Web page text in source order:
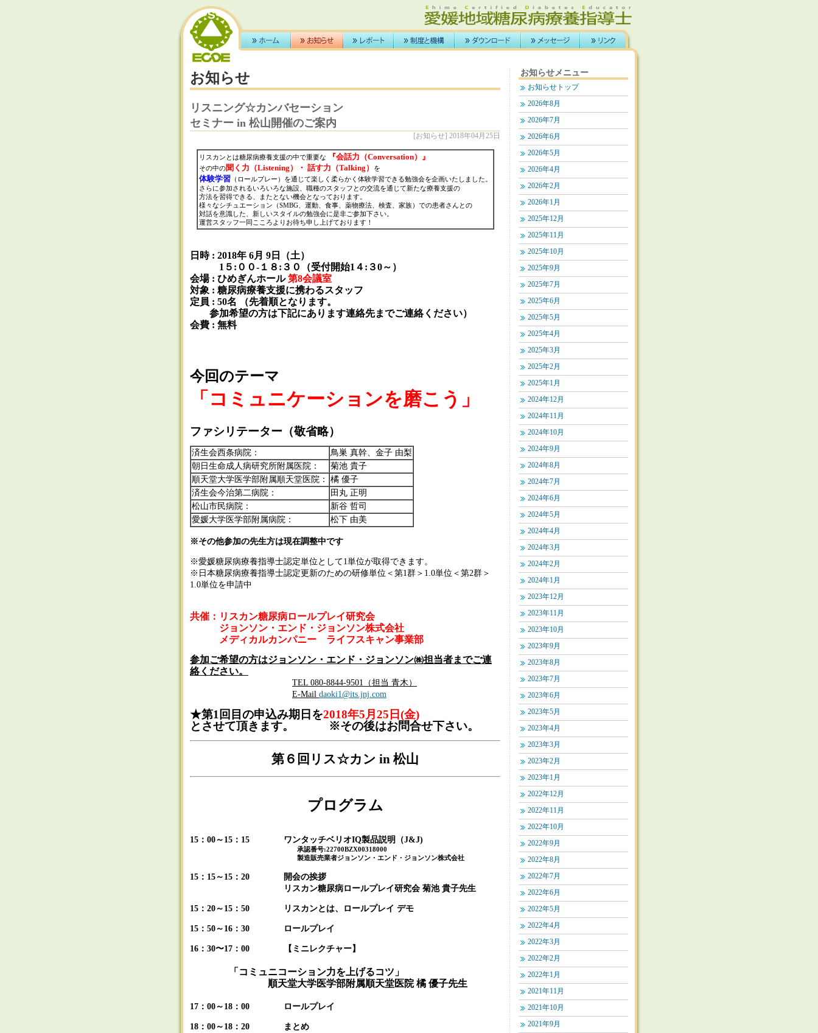
お知らせ
リスニング☆カンバセーション
セミナー in 松山開催のご案内
[お知らせ] 2018年04月25日
リスカンとは糖尿病療養支援の中で重要な 『会話力（Conversation）』
その中の聞く力（Listening）・ 話す力（Talking） を
体験学習（ロールプレー）を通じて楽しく柔らかく体験学習できる勉強会を企画いたしました。
さらに参加されるいろいろな施設、職種のスタッフとの交流を通じて新たな療養支援の
方法を習得できる、またとない機会となっております。
様々なシチュエーション（SMBG、運動、食事、薬物療法、検査、家族）での患者さんとの
対話を意識した、新しいスタイルの勉強会に是非ご参加下さい。
運営スタッフ一同こころよりお待ち申し上げております！
日時 : 2018年 6月 9日（土）
1５:００-１８:３０（受付開始1４:３0～）
会場 : ひめぎんホール第8会議室
対象 : 糖尿病療養支援に携わるスタッフ
定員 : 50名 （先着順となります。
参加希望の方は下記にあります連絡先までご連絡ください）
会費 : 無料
今回のテーマ
「コミュニケーションを磨こう」
ファシリテーター（敬省略）
済生会西条病院：
鳥巣 真幹、金子 由梨
朝日生命成人病研究所附属医院：
菊池 貴子
順天堂大学医学部附属順天堂医院：
橘 優子
済生会今治第二病院：
田丸 正明
松山市民病院：
新谷 哲司
愛媛大学医学部附属病院：
松下 由美
※その他参加の先生方は現在調整中です
※愛媛糖尿病療養指導士認定単位として1単位が取得できます。
※日本糖尿病療養指導士認定更新のための研修単位＜第1群＞1.0単位＜第2群＞
1.0単位を申請中
共催：リスカン糖尿病ロールプレイ研究会
ジョンソン・エンド・ジョンソン株式会社
メディカルカンパニー ライフスキャン事業部
参加ご希望の方はジョンソン・エンド・ジョンソン㈱担当者までご連
絡ください。
TEL 080-8844-9501（担当 青木）
E-Mail daoki1@its.jnj.com
★第1回目の申込み期日を2018年5月25日(金)
とさせて頂きます。 ※その後はお問合せ下さい。
第６回リス☆カン in 松山
プログラム
15：00～15：15 ワンタッチベリオIQ製品説明（J&J)
承認番号:22700BZX00318000
製造販売業者ジョンソン・エンド・ジョンソン株式会社
15：15～15：20 開会の挨拶
リスカン糖尿病ロールプレイ研究会 菊池 貴子先生
15：20～15：50 リスカンとは、ロールプレイ デモ
15：50～16：30 ロールプレイ
16：30〜17：00 【ミニレクチャー】
「コミュニコーション力を上げるコツ」
順天堂大学医学部附属順天堂医院 橘 優子先生
17：00～18：00 ロールプレイ
18：00～18：20 まとめ
お知らせメニュー
お知らせトップ
2026年8月
2026年7月
2026年6月
2026年5月
2026年4月
2026年2月
2026年1月
2025年12月
2025年11月
2025年10月
2025年9月
2025年7月
2025年6月
2025年5月
2025年4月
2025年3月
2025年2月
2025年1月
2024年12月
2024年11月
2024年10月
2024年9月
2024年8月
2024年7月
2024年6月
2024年5月
2024年4月
2024年3月
2024年2月
2024年1月
2023年12月
2023年11月
2023年10月
2023年9月
2023年8月
2023年7月
2023年6月
2023年5月
2023年4月
2023年3月
2023年2月
2023年1月
2022年12月
2022年11月
2022年10月
2022年9月
2022年8月
2022年7月
2022年6月
2022年5月
2022年4月
2022年3月
2022年2月
2022年1月
2021年11月
2021年10月
2021年9月